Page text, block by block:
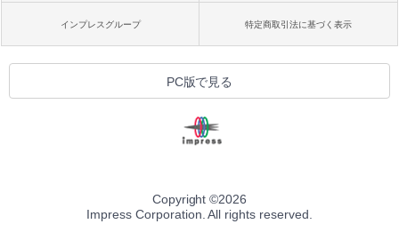
インプレスグループ 特定商取引法に基づく表示
PC版で見る
Copyright ©2026
Impress Corporation. All rights reserved.